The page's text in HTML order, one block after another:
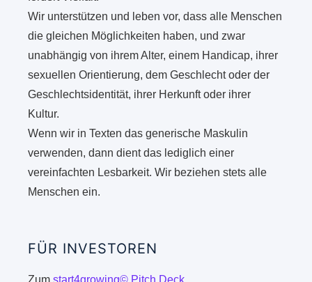
Wir unterstützen und leben vor, dass alle Menschen
die gleichen Möglichkeiten haben, und zwar
unabhängig von ihrem Alter, einem Handicap, ihrer
sexuellen Orientierung, dem Geschlecht oder der
Geschlechtsidentität, ihrer Herkunft oder ihrer
Kultur.
Wenn wir in Texten das generische Maskulin
verwenden, dann dient das lediglich einer
vereinfachten Lesbarkeit. Wir beziehen stets alle
Menschen ein.
FÜR INVESTOREN
Zumstart4growing© Pitch Deck